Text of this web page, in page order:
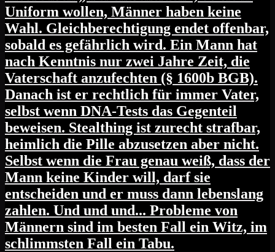
Uniform wollen, Männer haben keine
Wahl. Gleichberechtigung endet offenbar,
sobald es gefährlich wird. Ein Mann hat
nach Kenntnis nur zwei Jahre Zeit, die
Vaterschaft anzufechten (§ 1600b BGB).
Danach ist er rechtlich für immer Vater,
selbst wenn DNA-Tests das Gegenteil
beweisen. Stealthing ist zurecht strafbar,
heimlich die Pille abzusetzen aber nicht.
Selbst wenn die Frau genau weiß, dass der
Mann keine Kinder will, darf sie
entscheiden und er muss dann lebenslang
zahlen. Und und und... Probleme von
Männern sind im besten Fall ein Witz, im
schlimmsten Fall ein Tabu.